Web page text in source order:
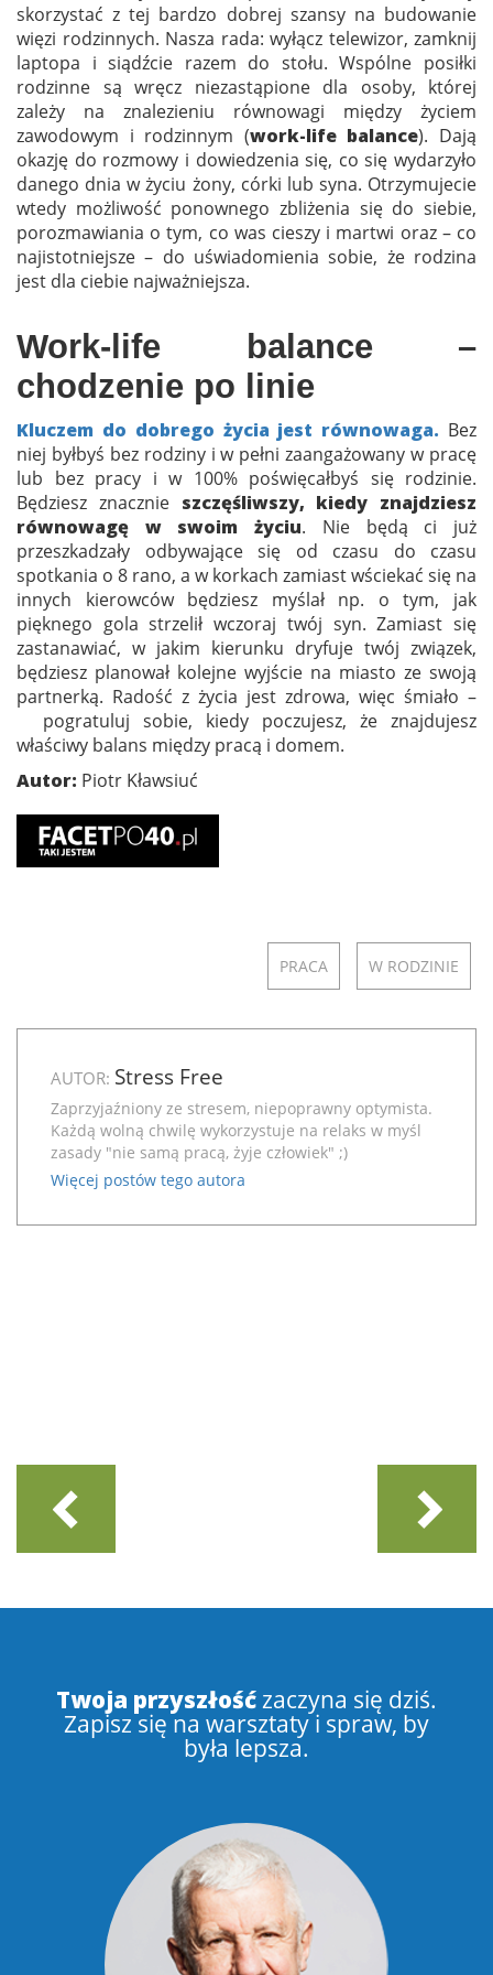
skorzystać z tej bardzo dobrej szansy na budowanie
więzi rodzinnych. Nasza rada: wyłącz telewizor, zamknij
laptopa i siądźcie razem do stołu. Wspólne posiłki
rodzinne są wręcz niezastąpione dla osoby, której
zależy na znalezieniu równowagi między życiem
zawodowym i rodzinnym (work-life balance). Dają
okazję do rozmowy i dowiedzenia się, co się wydarzyło
danego dnia w życiu żony, córki lub syna. Otrzymujecie
wtedy możliwość ponownego zbliżenia się do siebie,
porozmawiania o tym, co was cieszy i martwi oraz – co
najistotniejsze – do uświadomienia sobie, że rodzina
jest dla ciebie najważniejsza.
Work-life balance –
chodzenie po linie
Kluczem do dobrego życia jest równowaga. Bez
niej byłbyś bez rodziny i w pełni zaangażowany w pracę
lub bez pracy i w 100% poświęcałbyś się rodzinie.
Będziesz znacznieszczęśliwszy, kiedy znajdziesz
równowagę w swoim życiu. Nie będą ci już
przeszkadzały odbywające się od czasu do czasu
spotkania o 8 rano, a w korkach zamiast wściekać się na
innych kierowców będziesz myślał np. o tym, jak
pięknego gola strzelił wczoraj twój syn. Zamiast się
zastanawiać, w jakim kierunku dryfuje twój związek,
będziesz planował kolejne wyjście na miasto ze swoją
partnerką. Radość z życia jest zdrowa, więc śmiało –
pogratuluj sobie, kiedy poczujesz, że znajdujesz
właściwy balans między pracą i domem.
Autor: Piotr Kławsiuć
PRACA W RODZINIE
AUTOR: Stress Free
Zaprzyjaźniony ze stresem, niepoprawny optymista.
Każdą wolną chwilę wykorzystuje na relaks w myśl
zasady "nie samą pracą, żyje człowiek" ;)
Więcej postów tego autora
Twoja przyszłośćzaczyna się dziś.
Zapisz się na warsztaty i spraw, by
była lepsza.